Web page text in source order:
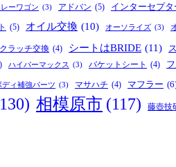
ーワゴン (3) アドバン (5) インターセプタ
(5) オイル交換 (10) オーソライズ (3)
クラッチ交換 (4) シートはBRIDE (11)
ハイパーマックス (3) バケットシート (4)
ディ補強パーツ (3) マサハチ (4) マフラー
相模原市 (117) 藤壺技